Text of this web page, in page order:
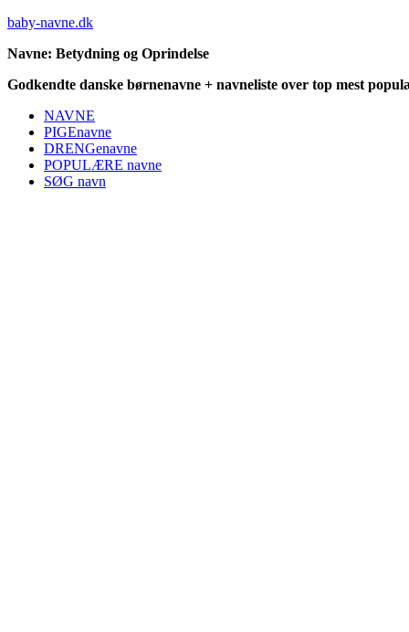
baby-navne.dk
Navne: Betydning og Oprindelse
Godkendte danske børnenavne + navneliste over top mest
NAVNE
PIGEnavne
DRENGenavne
POPULÆRE navne
SØG navn